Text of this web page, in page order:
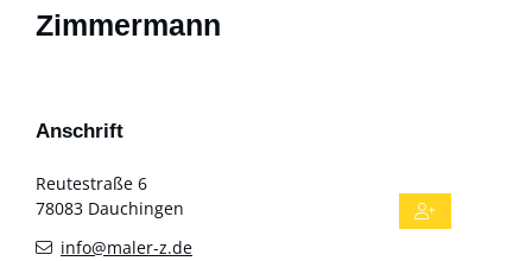
Zimmermann
Anschrift
Reutestraße 6
78083 Dauchingen
info@maler-z.de